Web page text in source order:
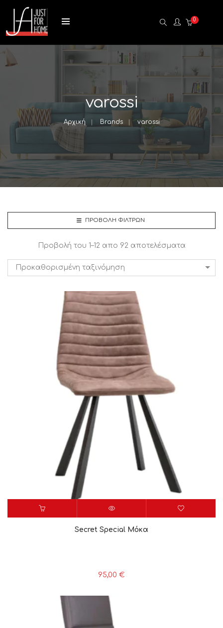
0
varossi
Αρχική Brands varossi
ΠΡΟΒΟΛΉ ΦΊΛΤΡΩΝ
Προβολή του 1–12 απο 92 αποτελέσματα
Προκαθορισμένη ταξινόμηση
Secret Special Μόκα
95,00 €